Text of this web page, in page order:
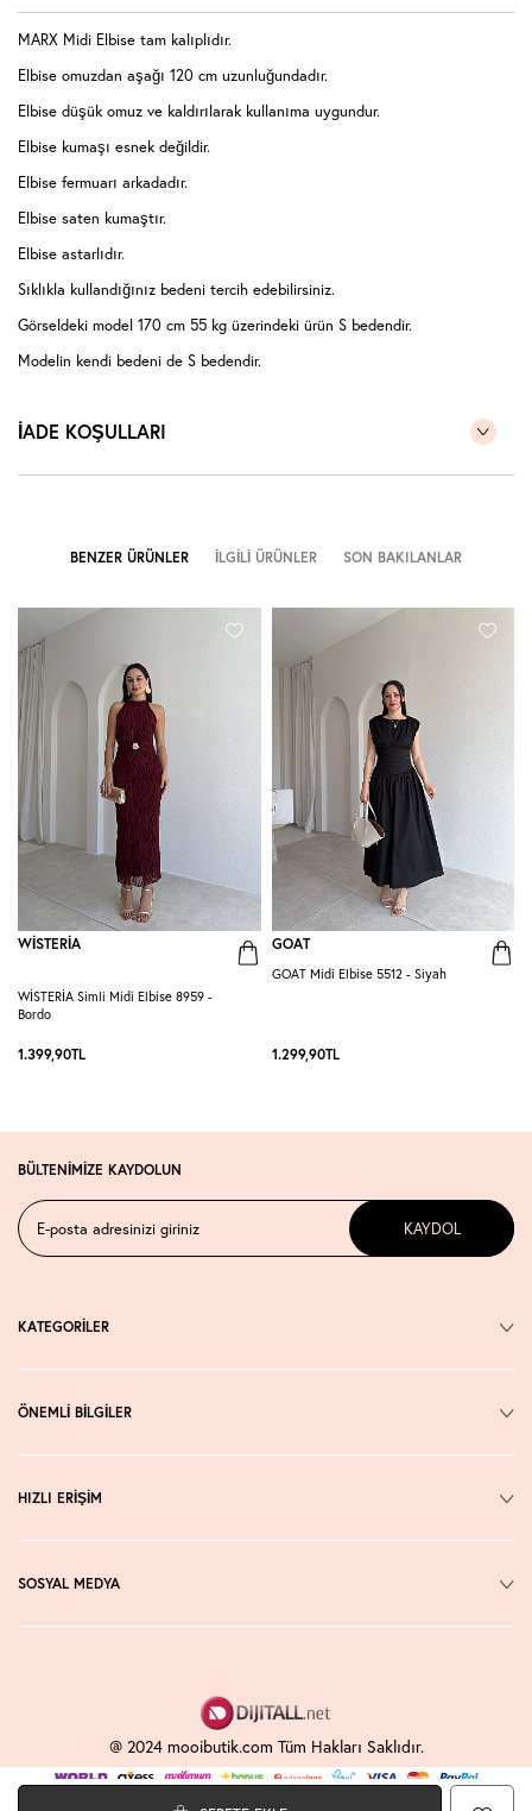
MARX Midi Elbise tam kalıplıdır.
Elbise omuzdan aşağı 120 cm uzunluğundadır.
Elbise düşük omuz ve kaldırılarak kullanıma uygundur.
Elbise kumaşı esnek değildir.
Elbise fermuarı arkadadır.
Elbise saten kumaştır.
Elbise astarlıdır.
Sıklıkla kullandığınız bedeni tercih edebilirsiniz.
Görseldeki model 170 cm 55 kg üzerindeki ürün S bedendir.
Modelin kendi bedeni de S bedendir.
İADE KOŞULLARI
BENZER ÜRÜNLER İLGILI ÜRÜNLER SON BAKILANLAR
WİSTERİA
WİSTERİA Simli Midi Elbise 8959 -
Bordo
1.399,90TL
GOAT
GOAT Midi Elbise 5512 - Siyah
1.299,90TL
BÜLTENİMİZE KAYDOLUN
KAYDOL
KATEGORİLER
ÖNEMLİ BİLGİLER
HIZLI ERİŞİM
SOSYAL MEDYA
@ 2024 mooibutik.com Tüm Hakları Saklıdır.